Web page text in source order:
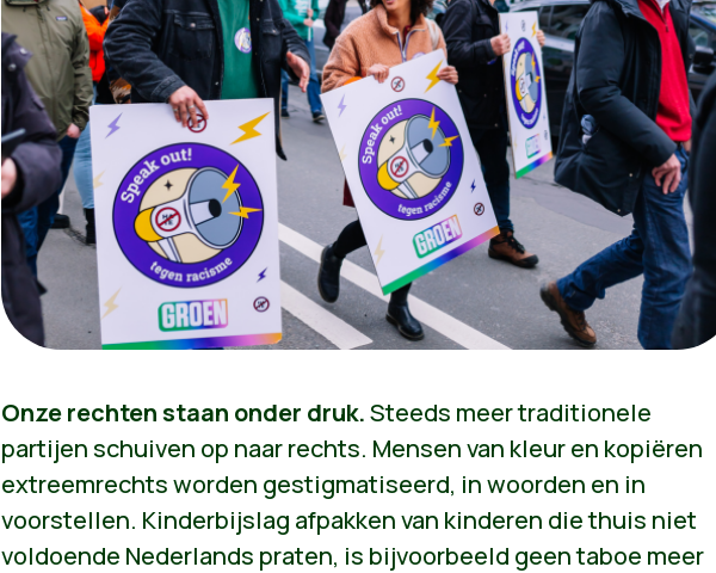
Onze rechten staan onder druk.Steeds meer traditionele
partijen schuiven op naar rechts. Mensen van kleur en kopiëren
extreemrechts worden gestigmatiseerd, in woorden en in
voorstellen. Kinderbijslag afpakken van kinderen die thuis niet
voldoende Nederlands praten, is bijvoorbeeld geen taboe meer